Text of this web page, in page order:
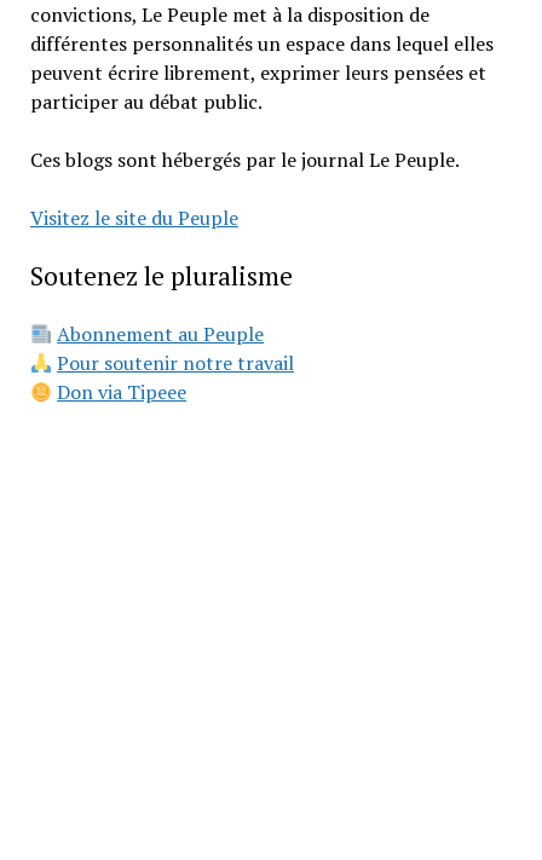
convictions, Le Peuple met à la disposition de
différentes personnalités un espace dans lequel elles
peuvent écrire librement, exprimer leurs pensées et
participer au débat public.
Ces blogs sont hébergés par le journal Le Peuple.
Visitez le site du Peuple
Soutenez le pluralisme
Abonnement au Peuple
Pour soutenir notre travail
Don via Tipeee